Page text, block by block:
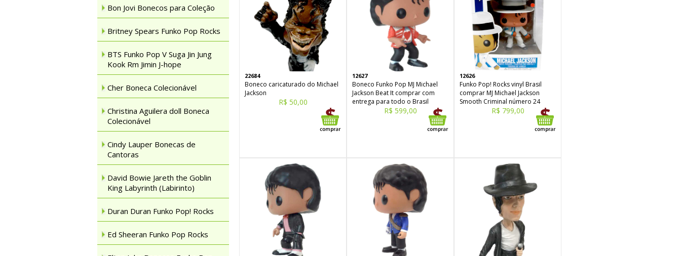
Bon Jovi Bonecos para Coleção
Britney Spears Funko Pop Rocks
BTS Funko Pop V Suga Jin Jung
Kook Rm Jimin J-hope
Cher Boneca Colecionável
Christina Aguilera doll Boneca
Colecionável
Cindy Lauper Bonecas de
Cantoras
David Bowie Jareth the Goblin
King Labyrinth (Labirinto)
Duran Duran Funko Pop! Rocks
Ed Sheeran Funko Pop Rocks
22684
Boneco caricaturado do Michael
Jackson
R$ 50,00
12627
Boneco Funko Pop MJ Michael
Jackson Beat It comprar com
entrega para todo o Brasil
R$ 599,00
12626
Funko Pop! Rocks vinyl Brasil
comprar MJ Michael Jackson
Smooth Criminal número 24
R$ 799,00